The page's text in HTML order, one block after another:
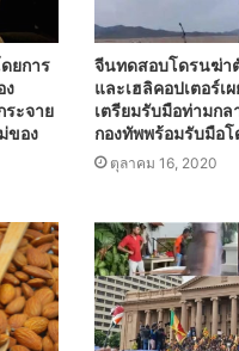
ยการ
ง
ะจาย
ของ
จีนทดสอบโดรนฆ่า
และเฮลิคอปเตอร์เ
เตรียมรับมือท่ามก
กองทัพพร้อมรับมือ
ตุลาคม 16, 2020